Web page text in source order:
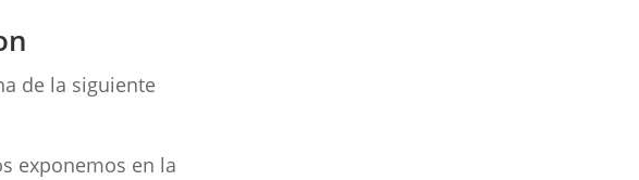
de la siguiente
exponemos en la